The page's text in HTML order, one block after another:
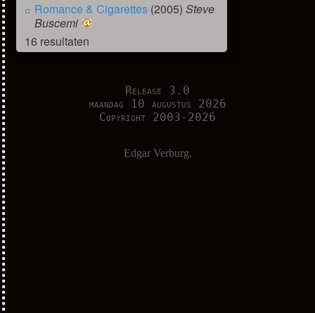
Romance & Cigarettes (2005) Steve
Buscemi
16 resultaten
Release 3.0
maandag 10 augustus 2026
Copyright 2003-2026
Edgar Verburg.